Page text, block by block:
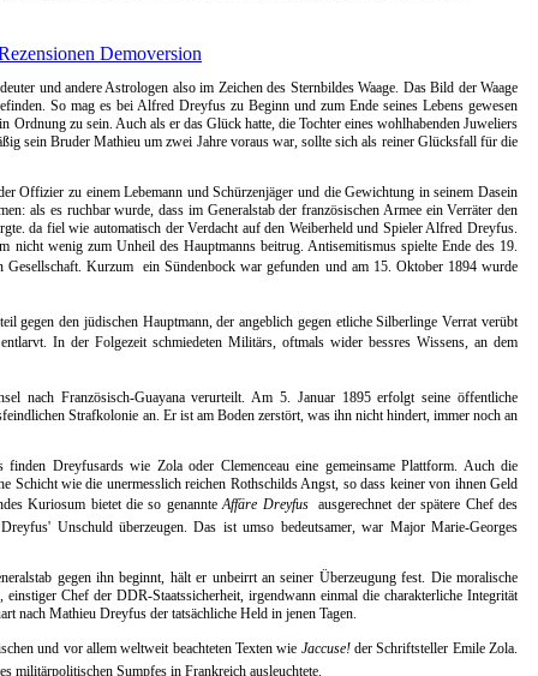
Demoversion
und andere Astrologen also im Zeichen des Sternbildes Waage. Das Bild der Waage
So mag es bei Alfred Dreyfus zu Beginn und zum Ende seines Lebens gewesen
zu sein. Auch als er das Glück hatte, die Tochter eines wohlhabenden Juweliers
sein Bruder Mathieu um zwei Jahre voraus war, sollte sich als reiner Glücksfall für die
Offizier zu einem Lebemann und Schürzenjäger und die Gewichtung in seinem Dasein
als es ruchbar wurde, dass im Generalstab der französischen Armee ein Verräter den
da fiel wie automatisch der Verdacht auf den Weiberheld und Spieler Alfred Dreyfus.
nicht wenig zum Unheil des Hauptmanns beitrug. Antisemitismus spielte Ende des 19.
Kurzum  ein Sündenbock war gefunden und am 15. Oktober 1894 wurde
gegen den jüdischen Hauptmann, der angeblich gegen etliche Silberlinge Verrat verübt
In der Folgezeit schmiedeten Militärs, oftmals wider bessres Wissens, an dem
nach Französisch-Guayana verurteilt. Am 5. Januar 1895 erfolgt seine öffentliche
Strafkolonie an. Er ist am Boden zerstört, was ihn nicht hindert, immer noch an
Dreyfusards wie Zola oder Clemenceau eine gemeinsame Plattform. Auch die
Schicht wie die unermesslich reichen Rothschilds Angst, so dass keiner von ihnen Geld
Kuriosum bietet die so genannteAffäre Dreyfus ausgerechnet der spätere Chef des
Unschuld überzeugen. Das ist umso bedeutsamer, war Major Marie-Georges
gegen ihn beginnt, hält er unbeirrt an seiner Überzeugung fest. Die moralische
Chef der DDR-Staatssicherheit, irgendwann einmal die charakterliche Integrität
nach Mathieu Dreyfus der tatsächliche Held in jenen Tagen.
und vor allem weltweit beachteten Texten wie Jaccuse!der Schriftsteller Emile Zola.
militärpolitischen Sumpfes in Frankreich ausleuchtete.